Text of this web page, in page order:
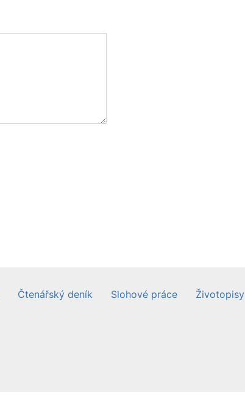
Čtenářský deník Slohové práce Životopisy